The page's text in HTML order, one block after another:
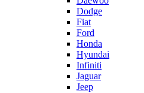
Dodge
Fiat
Ford
Honda
Hyundai
Infiniti
Jaguar
Jeep